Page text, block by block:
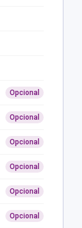
Opcional
Opcional
Opcional
Opcional
Opcional
Opcional